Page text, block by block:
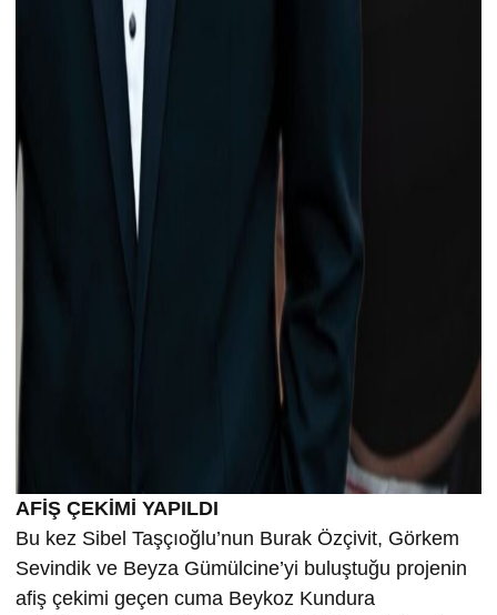
AFİŞ ÇEKİMİ YAPILDI
Bu kez Sibel Taşçıoğlu’nun Burak Özçivit, Görkem
Sevindik ve Beyza Gümülcine’yi buluştuğu projenin
afiş çekimi geçen cuma Beykoz Kundura